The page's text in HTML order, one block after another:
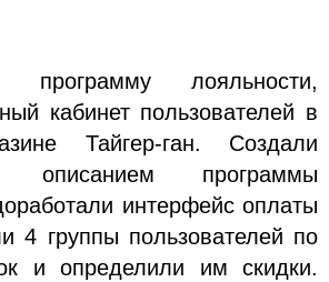
Ростов-на-Дону
8(863) 309-08-25
Москва
8(499) 350-31-35
info@avtomatizatory.ru
Avtomatizatory
лояльности,
кабинет пользователей в
Тайгер-ган. Создали
описанием программы
интерфейс оплаты
4 группы пользователей по
и определили им скидки.